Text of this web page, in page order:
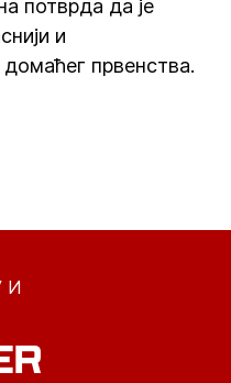
потврда да је
и
домаћег првенства.
И